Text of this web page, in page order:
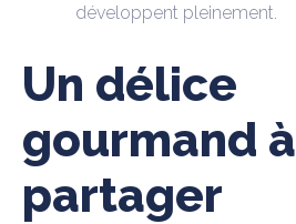
développent pleinement.
Un délice
gourmand à
partager